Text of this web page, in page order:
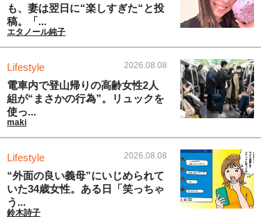
も、妻は翌日に“楽しすぎた“と投
稿。「...
エタノール純子
Lifestyle 2026.08.08
電車内で登山帰りの高齢女性2人
組が“まさかの行為”。リュックを
使っ...
maki
Lifestyle 2026.08.08
“外面の良い義母”にいじめられて
いた34歳女性。ある日「笑っちゃ
う...
鈴木詩子